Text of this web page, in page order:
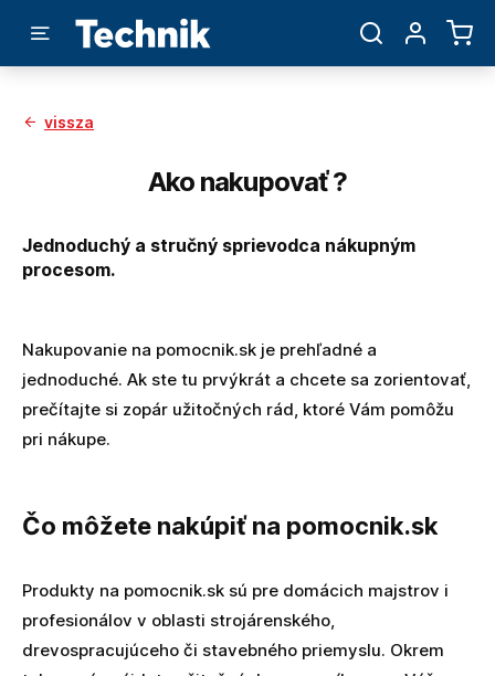
vissza
Ako nakupovať ?
Jednoduchý a stručný sprievodca nákupným
procesom.
Nakupovanie na pomocnik.sk je prehľadné a
jednoduché. Ak ste tu prvýkrát a chcete sa zorientovať,
prečítajte si zopár užitočných rád, ktoré Vám pomôžu
pri nákupe.
Čo môžete nakúpiť na pomocnik.sk
Produkty na pomocnik.sk sú pre domácich majstrov i
profesionálov v oblasti strojárenského,
drevospracujúceho či stavebného priemyslu. Okrem